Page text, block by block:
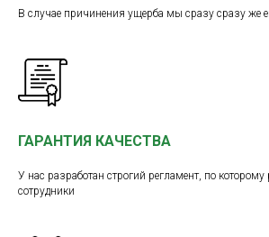
В случае причинения ущерба мы сразу сразу же
ГАРАНТИЯ КАЧЕСТВА
У нас разработан строгий регламент, по
сотрудники